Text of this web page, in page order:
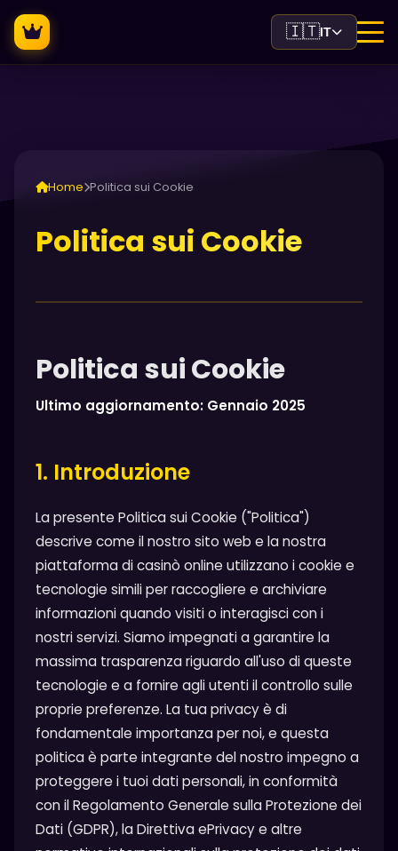
🇮🇹IT
Home Politica sui Cookie
Politica sui Cookie
Politica sui Cookie
Ultimo aggiornamento: Gennaio 2025
1. Introduzione
La presente Politica sui Cookie ("Politica")
descrive come il nostro sito web e la nostra
piattaforma di casinò online utilizzano i cookie e
tecnologie simili per raccogliere e archiviare
informazioni quando visiti o interagisci con i
nostri servizi. Siamo impegnati a garantire la
massima trasparenza riguardo all'uso di queste
tecnologie e a fornire agli utenti il controllo sulle
proprie preferenze. La tua privacy è di
fondamentale importanza per noi, e questa
politica è parte integrante del nostro impegno a
proteggere i tuoi dati personali, in conformità
con il Regolamento Generale sulla Protezione dei
Dati (GDPR), la Direttiva ePrivacy e altre